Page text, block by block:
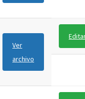
Ver
archivo